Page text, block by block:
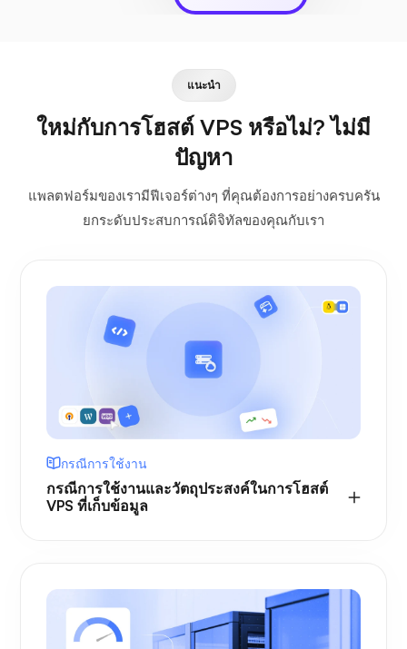
แนะนำ
ใหม่กับการโฮสต์ VPS หรือไม่? ไม่มี
ปัญหา
แพลตฟอร์มของเรามีฟีเจอร์ต่างๆ ที่คุณต้องการอย่างครบครัน
ยกระดับประสบการณ์ดิจิทัลของคุณกับเรา
กรณีการใช้งาน
กรณีการใช้งานและวัตถุประสงค์ในการโฮสต์
VPS ที่เก็บข้อมูล